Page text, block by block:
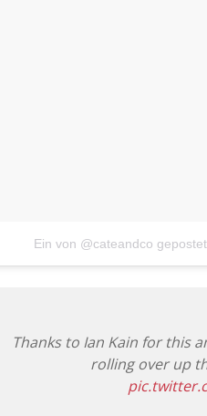
Ein von @cateandco
Thanks to Ian Kain for this
rolling over up